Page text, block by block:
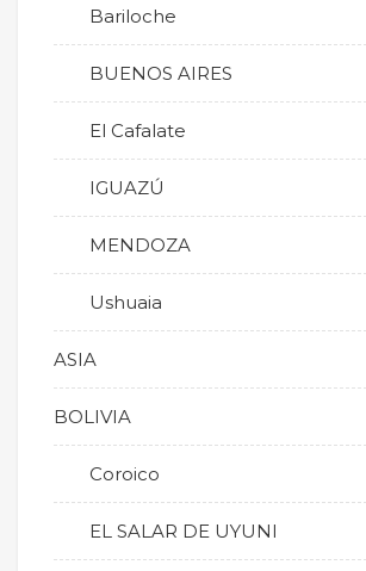
Bariloche
BUENOS AIRES
El Cafalate
IGUAZÚ
MENDOZA
Ushuaia
ASIA
BOLIVIA
Coroico
EL SALAR DE UYUNI